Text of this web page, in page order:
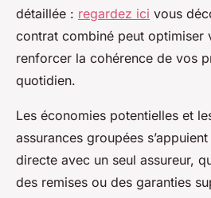
détaillée : regardez ici vous
contrat combiné peut optimiser
renforcer la cohérence de vos
quotidien.
Les économies potentielles et
assurances groupées
directe avec un seul assureur,
des remises ou des garanties